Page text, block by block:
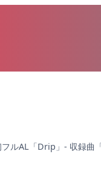
ルAL「Drip」- 収録曲